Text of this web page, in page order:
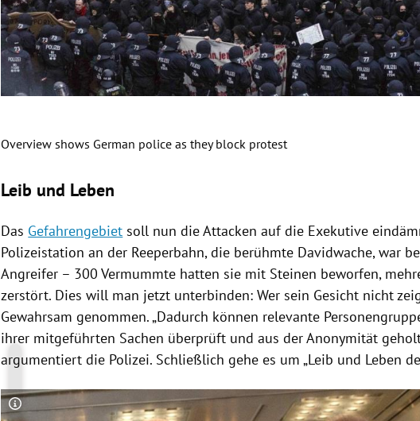
Overview shows German police as they block protest
Leib und Leben
Das Gefahrengebiet soll nun die Attacken auf die Exekutive
Polizeistation an der Reeperbahn, die berühmte Davidwache, war
Angreifer – 300 Vermummte hatten sie mit Steinen beworfen,
zerstört. Dies will man jetzt unterbinden: Wer sein Gesicht nicht
Gewahrsam genommen. „Dadurch können relevante
ihrer mitgeführten Sachen überprüft und aus der Anonymität geholt
argumentiert die Polizei. Schließlich gehe es um „Leib und Leben
Copyright-Hinweis öffnen/schließen